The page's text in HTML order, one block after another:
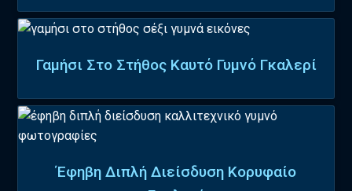
Γαμήσι Στο Στήθος Καυτό Γυμνό Γκαλερί
Έφηβη Διπλή Διείσδυση Κορυφαίο